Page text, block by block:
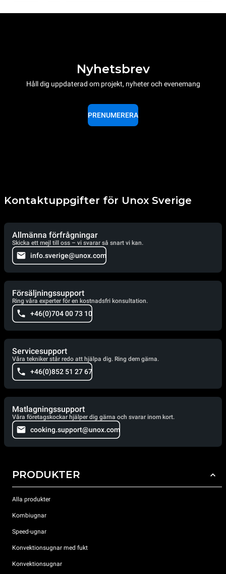
Nyhetsbrev
Håll dig uppdaterad om projekt, nyheter och evenemang
PRENUMERERA
Kontaktuppgifter för Unox Sverige
Allmänna förfrågningar
Skicka ett mejl till oss – vi svarar så snart vi kan.
info.sverige@unox.com
Försäljningssupport
Ring våra experter för en kostnadsfri konsultation.
+46(0)704 00 73 10
Servicesupport
Våra tekniker står redo att hjälpa dig. Ring dem gärna.
+46(0)852 51 27 67
Matlagningssupport
Våra företagskockar hjälper dig gärna och svarar inom kort.
cooking.support@unox.com
PRODUKTER
Alla produkter
Kombiugnar
Speed-ugnar
Konvektionsugnar med fukt
Konvektionsugnar